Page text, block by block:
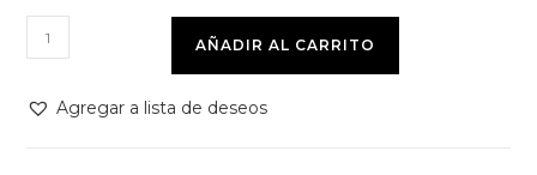
AÑADIR AL CARRITO
Agregar a lista de deseos